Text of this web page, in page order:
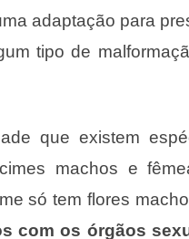
adaptação para
tipo de
que existem
machos e
só tem flores
com os órgãos